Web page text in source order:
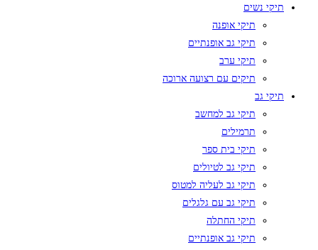
תיקי נשים
תיקי אופנה
תיקי גב אופנתיים
תיקי ערב
תיקים עם רצועה ארוכה
תיקי גב
תיקי גב למחשב
תרמילים
תיקי בית ספר
תיקי גב לטיולים
תיקי גב לעליה למטוס
תיקי גב עם גלגלים
תיקי החתלה
תיקי גב אופנתיים